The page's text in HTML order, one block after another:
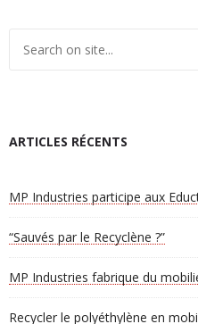
ARTICLES RÉCENTS
MP Industries participe aux
“Sauvés par le Recyclène ?”
MP Industries fabrique du
Recycler le polyéthylène en